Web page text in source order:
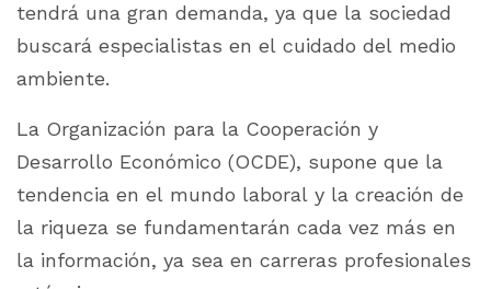
tendrá una gran demanda, ya que la sociedad
buscará especialistas en el cuidado del medio
ambiente.
La Organización para la Cooperación y
Desarrollo Económico (OCDE), supone que la
tendencia en el mundo laboral y la creación de
la riqueza se fundamentarán cada vez más en
la información, ya sea en carreras profesionales